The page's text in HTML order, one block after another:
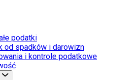
podatki
od spadków i darowizn
i kontrole podatkowe